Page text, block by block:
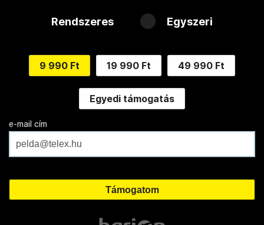
Rendszeres Egyszeri
9 990 Ft 19 990 Ft 49 990 Ft
Egyedi támogatás
e-mail cím